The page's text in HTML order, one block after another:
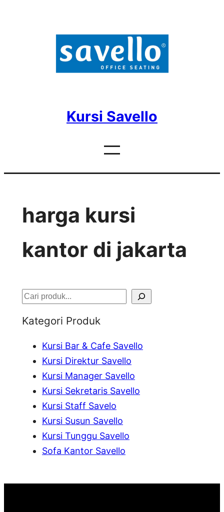
Kursi Savello
harga kursi
kantor di jakarta
S
Kategori Produk
Kursi Bar & Cafe Savello
Kursi Direktur Savello
Kursi Manager Savello
Kursi Sekretaris Savello
Kursi Staff Savelo
Kursi Susun Savello
Kursi Tunggu Savello
Sofa Kantor Savello